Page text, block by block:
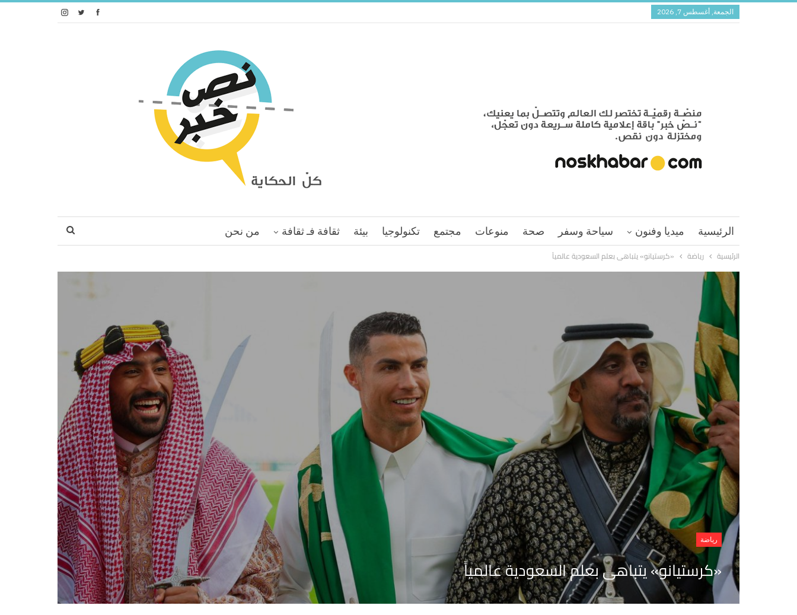
الجمعة, أغسطس 7, 2026
الرئيسية ميديا وفنون سياحة وسفر صحة منوعات مجتمع تكنولوجيا بيئة ثقافة فـ ثقافة
من نحن
الرئيسية
رياضة «كرستيانو» يتباهى بعلم السعودية عالمياً
رياضة
«كرستيانو» يتباهى بعلم السعودية عالمياً